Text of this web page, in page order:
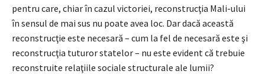
pentru care, chiar în cazul victoriei, reconstrucţia Mali-ului
în sensul de mai sus nu poate avea loc. Dar dacă această
reconstrucţie este necesară – cum la fel de necesară este şi
reconstrucţia tuturor statelor – nu este evident că trebuie
reconstruite relaţiile sociale structurale ale lumii?